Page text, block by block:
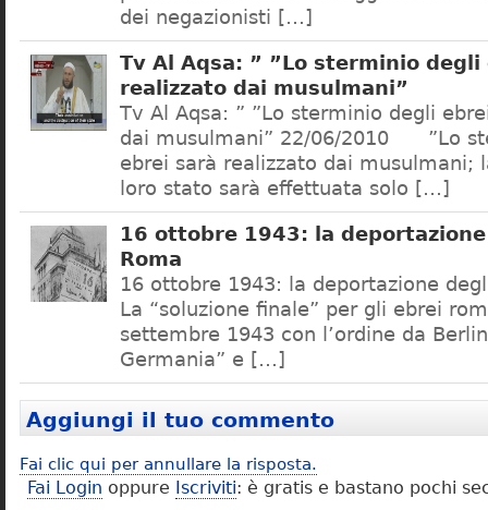
dei negazionisti […]
Tv Al Aqsa: ” ”Lo sterminio degli
realizzato dai musulmani”
Tv Al Aqsa: ” ”Lo sterminio degli
dai musulmani” 22/06/2010 ”Lo
ebrei sarà realizzato dai musulmani;
loro stato sarà effettuata solo […]
16 ottobre 1943: la
Roma
16 ottobre 1943: la deportazione
La “soluzione finale” per gli ebrei
settembre 1943 con l’ordine da
Germania” e […]
Aggiungi il tuo commento
Fai clic qui per annullare la risposta.
Fai Login oppure Iscriviti: è gratis e bastano pochi